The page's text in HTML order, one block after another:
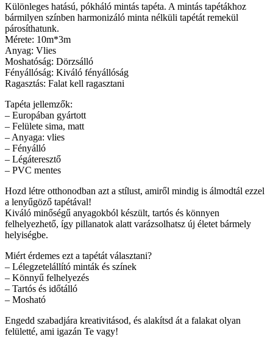
Különleges hatású, pókháló mintás tapéta. A mintás tapétákhoz
bármilyen színben harmonizáló minta nélküli tapétát remekül
párosíthatunk.
Mérete: 10m*3m
Anyag: Vlies
Moshatóság: Dörzsálló
Fényállóság: Kiváló fényállóság
Ragasztás: Falat kell ragasztani
Tapéta jellemzők:
– Europában gyártott
– Felülete sima, matt
– Anyaga: vlies
– Fényálló
– Légáteresztő
– PVC mentes
Hozd létre otthonodban azt a stílust, amiről mindig is álmodtál ezzel
a lenyűgöző tapétával!
Kiváló minőségű anyagokból készült, tartós és könnyen
felhelyezhető, így pillanatok alatt varázsolhatsz új életet bármely
helyiségbe.
Miért érdemes ezt a tapétát választani?
– Lélegzetelállító minták és színek
– Könnyű felhelyezés
– Tartós és időtálló
– Mosható
Engedd szabadjára kreativitásod, és alakítsd át a falakat olyan
felületté, ami igazán Te vagy!